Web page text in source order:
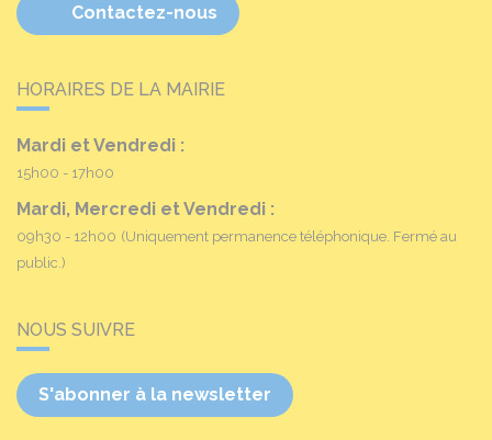
Contactez-nous
HORAIRES DE LA MAIRIE
Mardi et Vendredi :
15h00 - 17h00
Mardi, Mercredi et Vendredi :
09h30 - 12h00 (Uniquement permanence téléphonique. Fermé au
public.)
NOUS SUIVRE
S'abonner à la newsletter